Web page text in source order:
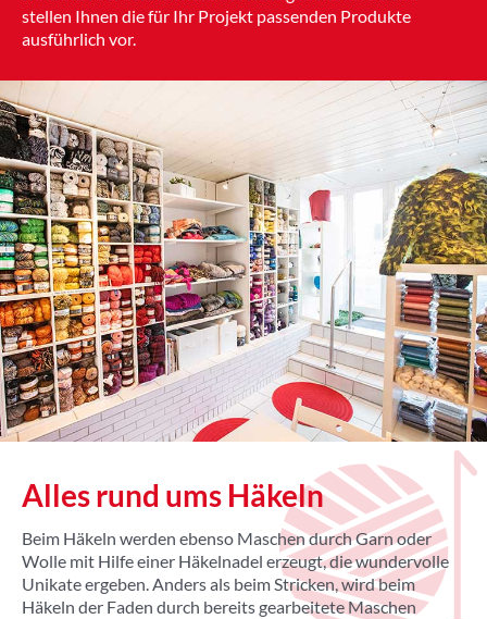
stellen Ihnen die für Ihr Projekt passenden Produkte
ausführlich vor.
Alles rund ums Häkeln
Beim Häkeln werden ebenso Maschen durch Garn oder
Wolle mit Hilfe einer Häkelnadel erzeugt, die wundervolle
Unikate ergeben. Anders als beim Stricken, wird beim
Häkeln der Faden durch bereits gearbeitete Maschen